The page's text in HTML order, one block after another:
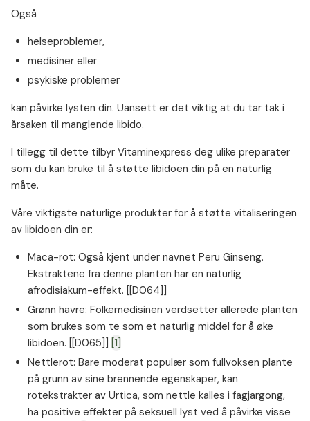
Også
helseproblemer,
medisiner eller
psykiske problemer
kan påvirke lysten din. Uansett er det viktig at du tar tak i
årsaken til manglende libido.
I tillegg til dette tilbyr Vitaminexpress deg ulike preparater
som du kan bruke til å støtte libidoen din på en naturlig
måte.
Våre viktigste naturlige produkter for å støtte vitaliseringen
av libidoen din er:
Maca-rot: Også kjent under navnet Peru Ginseng.
Ekstraktene fra denne planten har en naturlig
afrodisiakum-effekt. [[D064]]
Grønn havre: Folkemedisinen verdsetter allerede planten
som brukes som te som et naturlig middel for å øke
libidoen. [[D065]]
[1]
Nettlerot: Bare moderat populær som fullvoksen plante
på grunn av sine brennende egenskaper, kan
rotekstrakter av Urtica, som nettle kalles i fagjargong,
ha positive effekter på seksuell lyst ved å påvirke visse